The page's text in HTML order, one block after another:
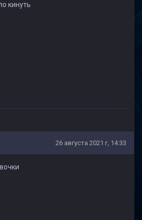
кинуть
26 августа 2021 г, 14:33